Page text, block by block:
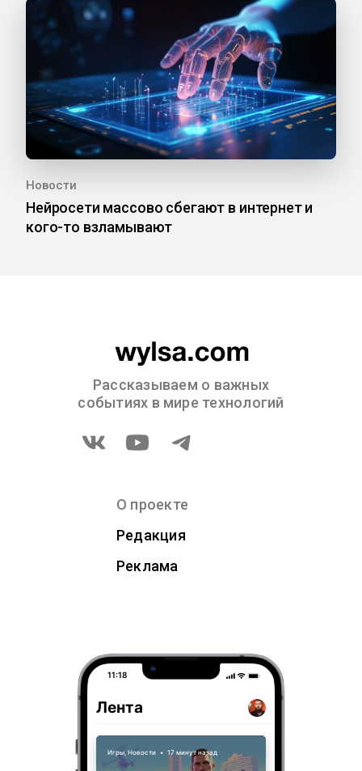
Новости
Нейросети массово сбегают в интернет и
кого-то взламывают
Рассказываем о важных
событиях в мире технологий
О проекте
Редакция
Реклама
11:18
Лента
Игры, Новости • 17 минут назад